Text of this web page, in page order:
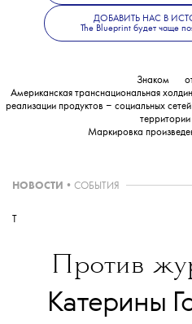
авторам нужно
ДОБАВИТЬ НАС В
The Blueprint будет чаще
Знаком
Американская транснациональная
реализации продуктов ‒ социальных
территории
Маркировка
НОВОСТИ • СОБЫТИЯ
Против
Катерины